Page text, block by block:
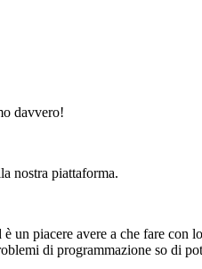
davvero!
nostra piattaforma.
piacere avere a che fare
di programmazione so di